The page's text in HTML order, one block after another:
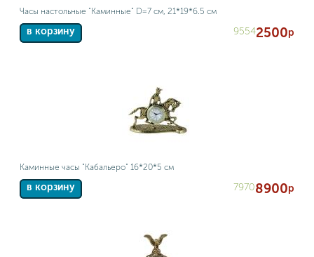
Часы настольные "Каминные" D=7 см, 21*19*6.5 см
в корзину 95542500р
Каминные часы "Кабальеро" 16*20*5 см
в корзину 79708900р